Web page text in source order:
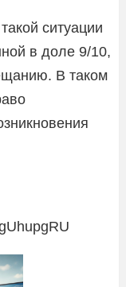
ситуации
в доле 9/10,
В таком